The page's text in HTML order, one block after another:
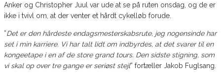
Anker og Christopher Juul var ude at se på ruten onsdag, og de er
ikke i tvivl om, at der venter et hårdt cykelløb forude.
”Det er den hårdeste endagsmesterskabsrute, jeg nogensinde har
set i min karriere. Vi har talt lidt om indbyrdes, at det svarer til en
kongeetape i en af de store grand tours. Den sidste stigning, som
vi skal op over tre gange er seriøst stejl” fortæller Jakob Fuglsang.